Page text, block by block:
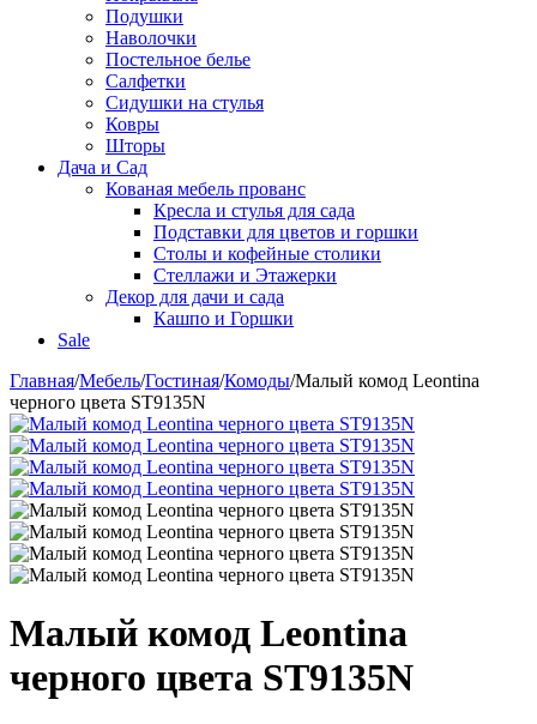
Подушки
Наволочки
Постельное белье
Салфетки
Сидушки на стулья
Ковры
Шторы
Дача и Сад
Кованая мебель прованс
Кресла и стулья для сада
Подставки для цветов и горшки
Столы и кофейные столики
Стеллажи и Этажерки
Декор для дачи и сада
Кашпо и Горшки
Sale
Главная/Мебель/Гостиная/Комоды/Малый комод Leontina
черного цвета ST9135N
Малый комод Leontina
черного цвета ST9135N